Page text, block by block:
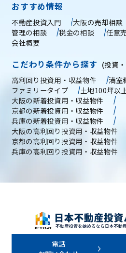
おすすめ情報
不動産投資入門 大阪の売却相談
管理の相談
税金の相談
任意
会社概要
こだわり条件から探す (投資
高利回り投資用・収益物件
満室
ファミリータイプ
土地100坪以
大阪の新着投資用・収益物件
京都の新着投資用・収益物件
兵庫の新着投資用・収益物件
大阪の高利回り投資用・収益物件
京都の高利回り投資用・収益物件
兵庫の高利回り投資用・収益物件
電話